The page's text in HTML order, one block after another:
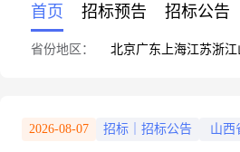
首页 招标预告 招标公告
省份地区： 北京广东 上海江苏浙江
2026-08-07 招标｜招标公告 山西